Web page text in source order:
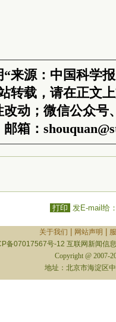
来源：中国科学
转载，请在正文
动；微信公众号
箱：
打印 发E-mail给
关于我们 网站声明
备07017567号-12 互联网新闻信
Copyright @ 2007-
地址：北京市海淀区